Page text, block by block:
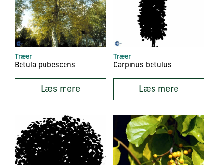
Træer
Betula pubescens
Læs mere
Træer
Carpinus betulus
Læs mere